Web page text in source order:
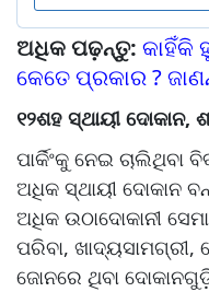
ଅଧିକ ପଢ଼ନ୍ତୁ: କାହିଁକି
କେତେ ପ୍ରକାର ?
୧୨ଶହ ସ୍ଥାୟୀ ଦୋକାନ,
ପାର୍କିଂକୁ ନେଇ
ଅଧିକ ସ୍ଥାୟୀ ଦୋକାନ
ଅଧିକ ଉଠାଦୋକାନୀ
ପରିବା, ଖାଦ୍ୟସାମଗ୍ରୀ,
ଜୋନରେ ଥିବା